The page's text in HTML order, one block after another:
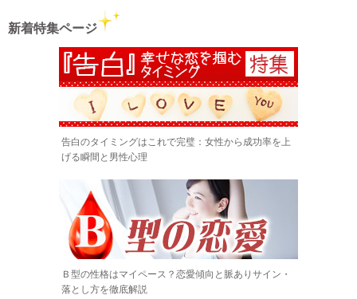
新着特集ページ
告白のタイミングはこれで完璧：女性から成功率を上
げる瞬間と男性心理
Ｂ型の性格はマイペース？恋愛傾向と脈ありサイン・
落とし方を徹底解説